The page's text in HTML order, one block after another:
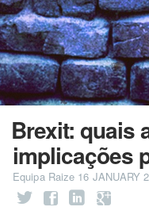
Brexit: quais
implicações
Equipa Raize 16 JANUARY